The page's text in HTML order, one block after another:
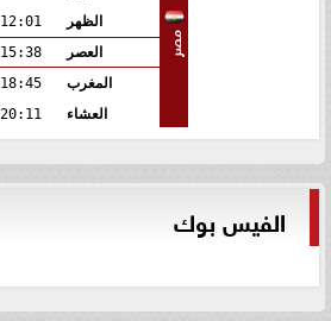
مصر
الظهر
12:01
العصر
15:38
المغرب
18:45
العشاء
20:11
الفيس بوك